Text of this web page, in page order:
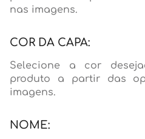
nas imagens.
COR DA CAPA:
Selecione a cor
produto a partir das
imagens.
NOME: